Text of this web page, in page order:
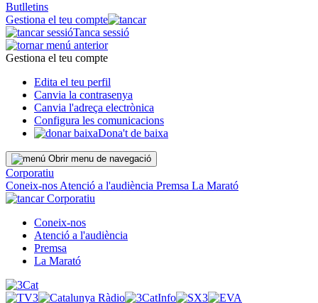
Butlletins
Gestiona el teu compte
Tanca sessió
Gestiona el teu compte
Edita el teu perfil
Canvia la contrasenya
Canvia l'adreça electrònica
Configura les comunicacions
Dona't de baixa
Obrir menu de navegació
Corporatiu
Coneix-nos Atenció a l'audiència Premsa La Marató
Corporatiu
Coneix-nos
Atenció a l'audiència
Premsa
La Marató